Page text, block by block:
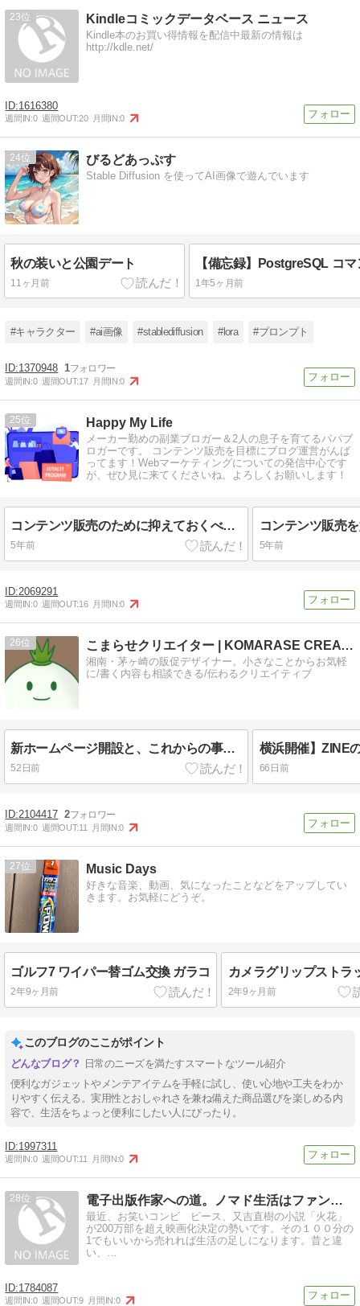
23 Kindleコミックデータベース ニュース
Kindle本のお買い得情報を配信中最新の情報は
http://kdle.net/
1616380
週間IN:0 週間OUT:20 月間IN:0
24 びるどあっぷす
Stable Diffusion を使ってAI画像で遊んでいます
秋の装いと公園デート
11ヶ月前 1年5ヶ月前
#キャラクター #ai画像 #stablediffusion #lora #プロンプト
1370948 1
週間IN:0 週間OUT:17 月間IN:0
25 Happy My Life
メーカー勤めの副業ブロガー＆2人の息子を育てるパパブ
ロガーです。 コンテンツ販売を目標にブログ運営がんば
ってます！Webマーケティングについての発信中心です
が、ぜひ見に来てくださいね。よろしくお願いします！
コンテンツ販売のために抑えておくべき【ネット集客の全体像】
5年前 5年前
2069291
週間IN:0 週間OUT:16 月間IN:0
26 こまらせクリエイター | KOMARASE CREATOR
湘南・茅ヶ崎の販促デザイナー。小さなことからお気軽
に/書く内容も相談できる/伝わるクリエイティブ
新ホームページ開設と、これからの事業展開について
52日前 66日前
2104417 2
週間IN:0 週間OUT:11 月間IN:0
27 Music Days
好きな音楽、動画、気になったことなどをアップしてい
きます。お気軽にどうぞ。
ゴルフ7 ワイパー替ゴム交換 ガラコ
2年9ヶ月前
カメラグリップストラ
2年9ヶ月前
このブログのここがポイント
日常のニーズを満たすスマートなツール紹介
便利なガジェットやメンテアイテムを手軽に試し、使い心地や工夫をわか
りやすく伝える。実用性とおしゃれさを兼ね備えた商品選びを楽しめる内
容で、生活をちょっと便利にしたい人にぴったり。
1997311
週間IN:0 週間OUT:11 月間IN:0
28 電子出版作家への道。ノマド生活はファンブログで下書きから・…
最近、お笑いコンビ ピース、又吉直樹の小説「火花」
が200万部を超え映画化決定の勢いです。その１００分の
1でもいいから売れれば生活の足しになります。昔と違
い、…
1784087
週間IN:0 週間OUT:9 月間IN:0